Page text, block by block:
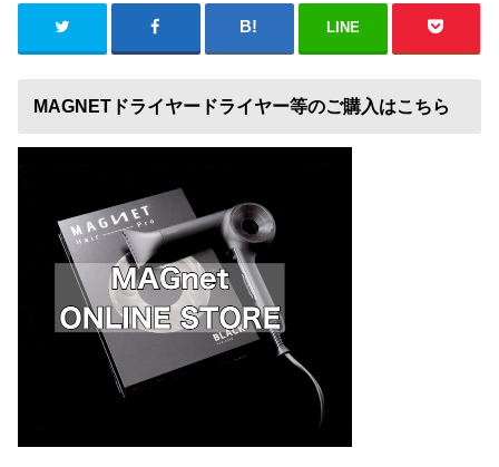
LINE
MAGNETドライヤードライヤー等のご購入はこちら